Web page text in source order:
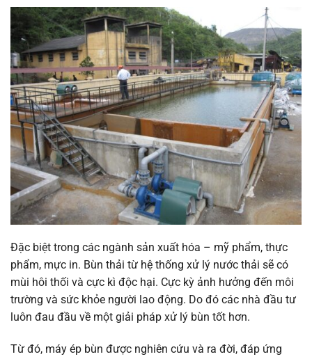
Đặc biệt trong các ngành sản xuất hóa – mỹ phẩm, thực
phẩm, mực in. Bùn thải từ hệ thống xử lý nước thải sẽ có
mùi hôi thối và cực kì độc hại. Cực kỳ ảnh hưởng đến môi
trường và sức khỏe người lao động. Do đó các nhà đầu tư
luôn đau đầu về một giải pháp xử lý bùn tốt hơn.
Từ đó, máy ép bùn được nghiên cứu và ra đời, đáp ứng